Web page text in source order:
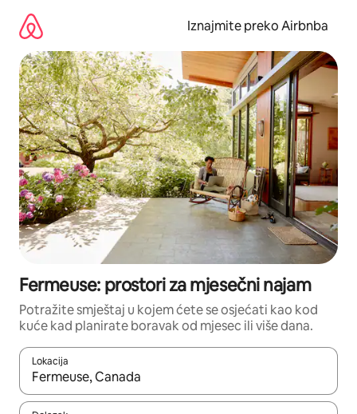
sadržaj
Iznajmite preko Airbnba
Fermeuse: prostori za mjesečni najam
Potražite smještaj u kojem ćete se osjećati kao kod
kuće kad planirate boravak od mjesec ili više dana.
Lokacija
Kada budu dostupni rezultati, moći ćete ih pregledati